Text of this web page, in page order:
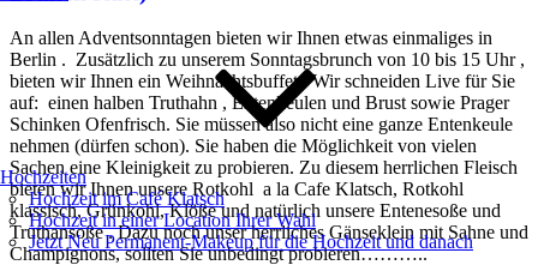
Hochzeiten
Hochzeit im Café Klatsch
Hochzeit in einer Location Ihrer Wahl
Jetzt Neu Permanent-Makeup für die Hochzeit und danach
An allen Adventsonntagen bieten wir Ihnen etwas einmaliges in
Berlin . Zusätzlich zu unserem Sonntagsbrunch von 10 bis 15 Uhr ,
bieten wir Ihnen ein Weihnachtsbuffet. Wir schneiden Live für Sie
auf: einen halben Truthahn , Entenkeulen und Brust sowie Prager
Schinken Ofenfrisch. Sie müssen also nicht eine ganze Entenkeule
nehmen (dürfen schon). Sie haben die Möglichkeit von vielen
Sachen eine Kleinigkeit zu probieren. Zu diesem herrlichen Fleisch
bieten wir Ihnen unsere Rotkohl a la Cafe Klatsch, Rotkohl
klassisch, Grünkohl, Klöße und natürlich unsere Entenesoße und
Truthansoße . Dazu noch unser herrliches Gänseklein mit Sahne und
Champignons, sollten Sie unbedingt probieren………..